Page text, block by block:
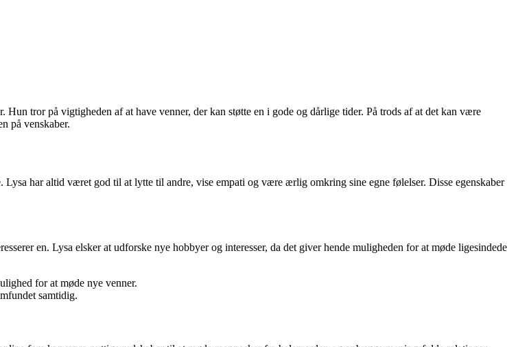
tror på vigtigheden af at have venner, der kan støtte en i gode og dårlige tider. På trods af at det kan være
på venskaber.
har altid været god til at lytte til andre, vise empati og være ærlig omkring sine egne følelser. Disse egenskaber
en. Lysa elsker at udforske nye hobbyer og interesser, da det giver hende muligheden for at møde ligesindede
for at møde nye venner.
samtidig.